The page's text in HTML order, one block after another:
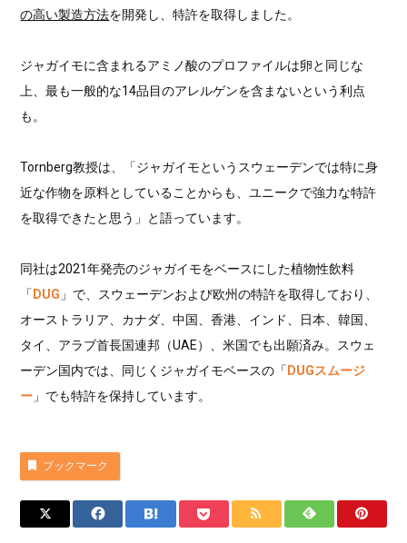
の高い製造方法を開発し、特許を取得しました。
ジャガイモに含まれるアミノ酸のプロファイルは卵と同じな
上、最も一般的な14品目のアレルゲンを含まないという利点
も。
Tornberg教授は、「ジャガイモというスウェーデンでは特に身
近な作物を原料としていることからも、ユニークで強力な特許
を取得できたと思う」と語っています。
同社は2021年発売のジャガイモをベースにした植物性飲料
「 DUG 」で、スウェーデンおよび欧州の特許を取得しており、
オーストラリア、カナダ、中国、香港、インド、日本、韓国、
タイ、アラブ首長国連邦（UAE）、米国でも出願済み。スウェ
ーデン国内では、同じくジャガイモベースの「 DUGスムージ
ー 」でも特許を保持しています。
ブックマーク